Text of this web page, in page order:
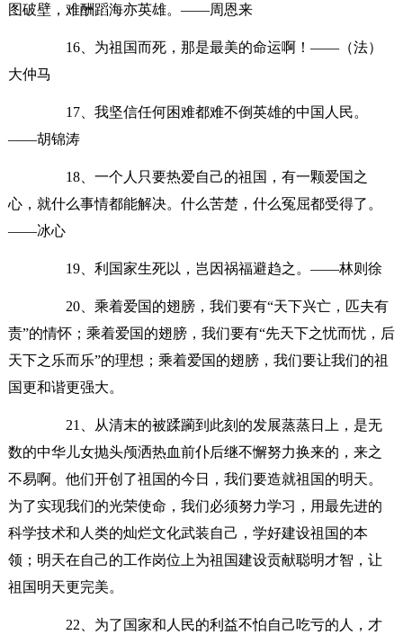
图破壁，难酬蹈海亦英雄。——周恩来
16、为祖国而死，那是最美的命运啊！——（法）
大仲马
17、我坚信任何困难都难不倒英雄的中国人民。
——胡锦涛
18、一个人只要热爱自己的祖国，有一颗爱国之
心，就什么事情都能解决。什么苦楚，什么冤屈都受得了。
——冰心
19、利国家生死以，岂因祸福避趋之。——林则徐
20、乘着爱国的翅膀，我们要有“天下兴亡，匹夫有
责”的情怀；乘着爱国的翅膀，我们要有“先天下之忧而忧，后
天下之乐而乐”的理想；乘着爱国的翅膀，我们要让我们的祖
国更和谐更强大。
21、从清末的被蹂躏到此刻的发展蒸蒸日上，是无
数的中华儿女抛头颅洒热血前仆后继不懈努力换来的，来之
不易啊。他们开创了祖国的今日，我们要造就祖国的明天。
为了实现我们的光荣使命，我们必须努力学习，用最先进的
科学技术和人类的灿烂文化武装自己，学好建设祖国的本
领；明天在自己的工作岗位上为祖国建设贡献聪明才智，让
祖国明天更完美。
22、为了国家和人民的利益不怕自己吃亏的人，才